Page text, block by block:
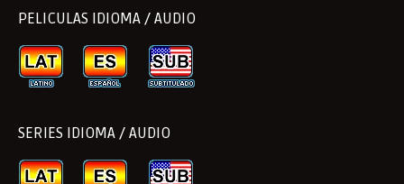
PELICULAS IDIOMA / AUDIO
SERIES IDIOMA / AUDIO